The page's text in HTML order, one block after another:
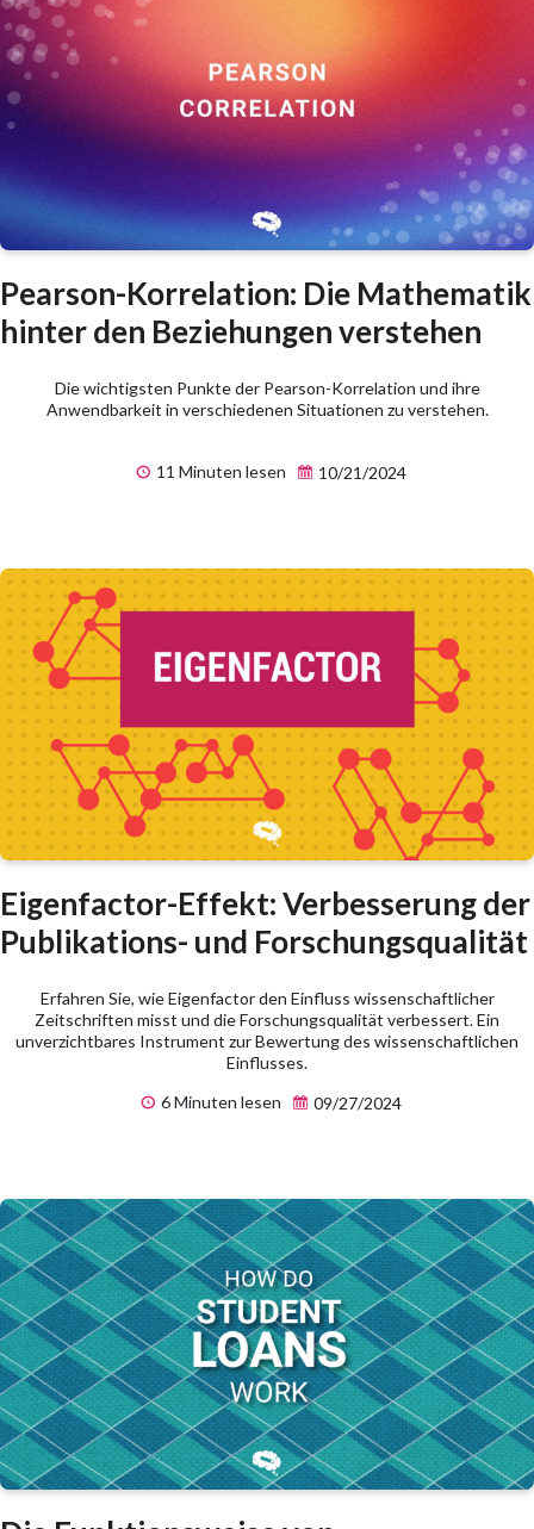
Pearson-Korrelation: Die Mathematik
hinter den Beziehungen verstehen
Die wichtigsten Punkte der Pearson-Korrelation und ihre
Anwendbarkeit in verschiedenen Situationen zu verstehen.
11 Minuten lesen 10/21/2024
Eigenfactor-Effekt: Verbesserung der
Publikations- und Forschungsqualität
Erfahren Sie, wie Eigenfactor den Einfluss wissenschaftlicher
Zeitschriften misst und die Forschungsqualität verbessert. Ein
unverzichtbares Instrument zur Bewertung des wissenschaftlichen
Einflusses.
6 Minuten lesen
09/27/2024